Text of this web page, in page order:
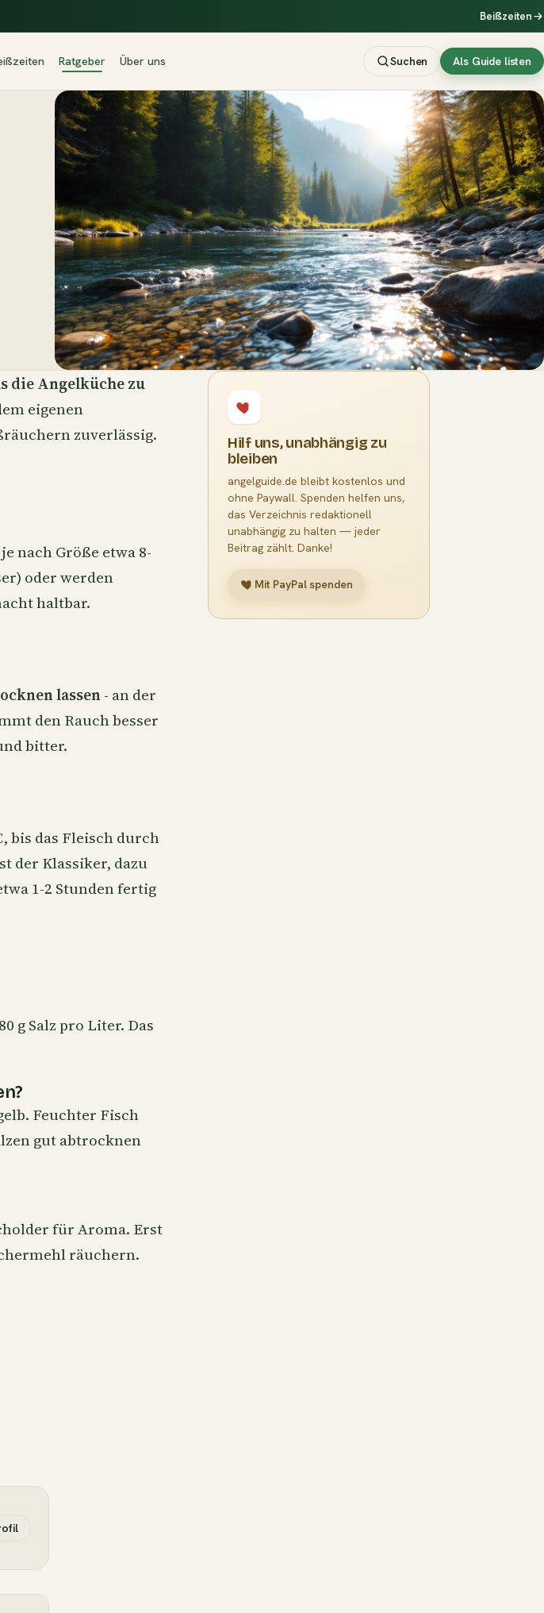
Beißzeiten
Ratgeber Über uns Suchen Als Guide listen
die Angelküche zu
eigenen
zuverlässig.
nach Größe etwa 8-
oder werden
haltbar.
lassen- an der
den Rauch besser
bitter.
bis das Fleisch durch
der Klassiker, dazu
1-2 Stunden fertig
g Salz pro Liter. Das
Feuchter Fisch
gut abtrocknen
für Aroma. Erst
räuchern.
Hilf uns, unabhängig zu
bleiben
angelguide.de bleibt kostenlos und
ohne Paywall. Spenden helfen uns,
das Verzeichnis redaktionell
unabhängig zu halten — jeder
Beitrag zählt. Danke!
Mit PayPal spenden